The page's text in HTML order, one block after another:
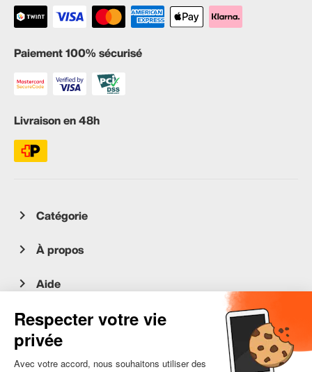
Paiement 100% sécurisé
Livraison en 48h
Catégorie
À propos
Aide
Service client
occasion.migros.mobile@recommerce.com